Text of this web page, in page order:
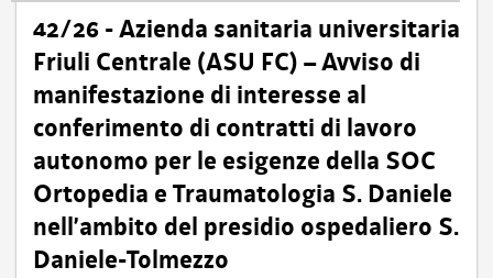
42/26 - Azienda sanitaria universitaria
Friuli Centrale (ASU FC) – Avviso di
manifestazione di interesse al
conferimento di contratti di lavoro
autonomo per le esigenze della SOC
Ortopedia e Traumatologia S. Daniele
nell’ambito del presidio ospedaliero S.
Daniele-Tolmezzo